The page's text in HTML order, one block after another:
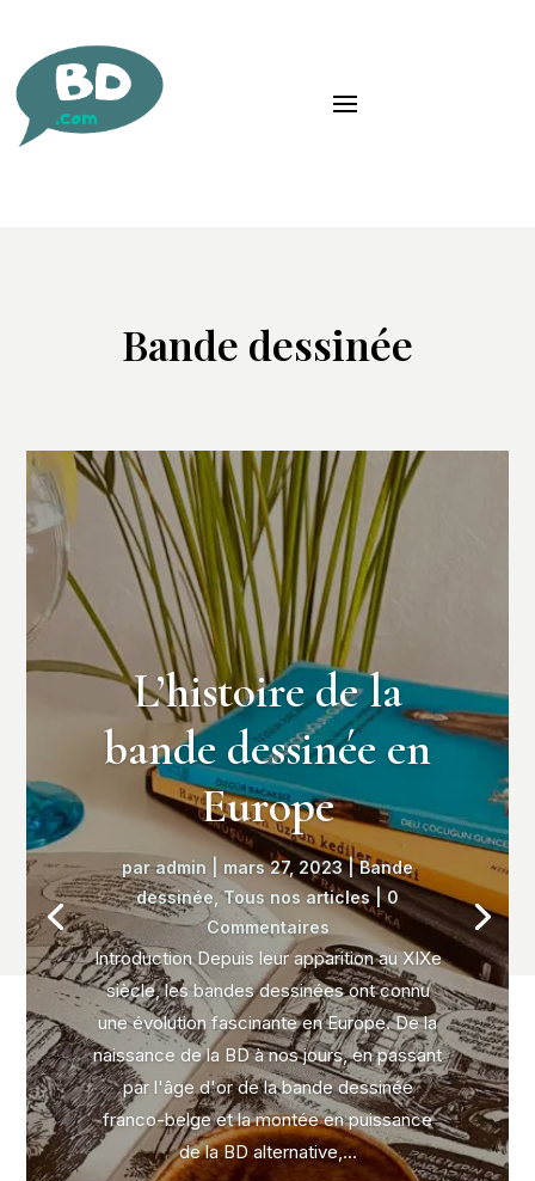
Bande dessinée
L’histoire de la
bande dessinée en
Europe
paradmin mars 27, 2023|Bande
dessinée ,Tous nos articles| 0
Commentaires
Introduction Depuis leur apparition au XIXe
siècle, les bandes dessinées ont connu
une évolution fascinante en Europe. De la
naissance de la BD à nos jours, en passant
par l'âge d'or de la bande dessinée
franco-belge et la montée en puissance
de la BD alternative,...